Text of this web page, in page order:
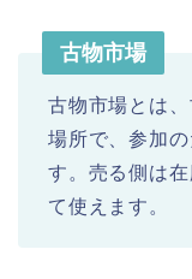
古物市場
古物市場とは
場所で、参加
す。売る側は
て使えます。